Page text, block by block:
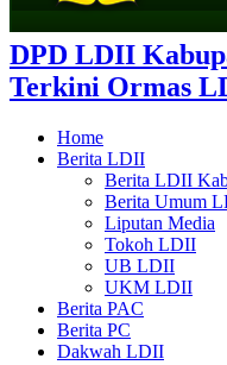
DPD LDII
Terkini Ormas
Home
Berita LDII
Berita LDII
Berita Umum
Liputan Media
Tokoh LDII
UB LDII
UKM LDII
Berita PAC
Berita PC
Dakwah LDII